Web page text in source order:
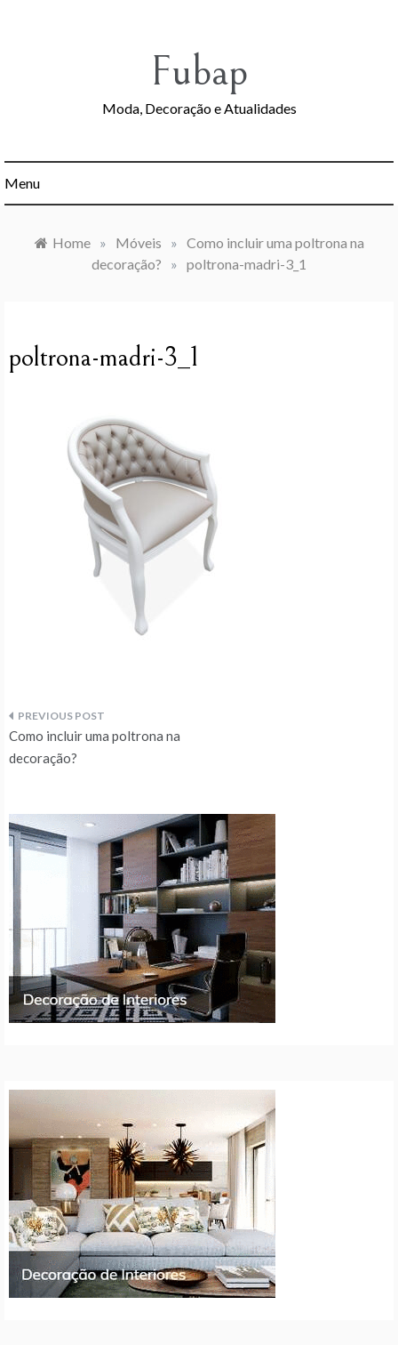
Fubap
Moda, Decoração e Atualidades
Menu
Home » Móveis » Como incluir uma poltrona na
decoração?
» poltrona-madri-3_1
poltrona-madri-3_1
Navegação
de
artigos
Como incluir uma poltrona na
decoração?